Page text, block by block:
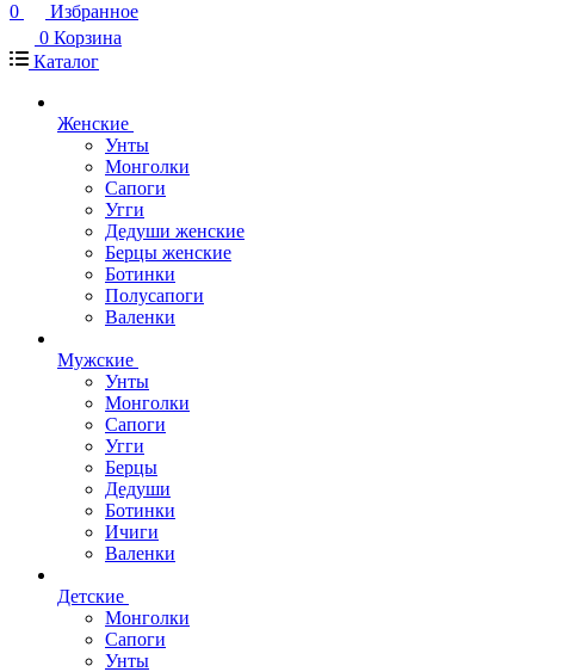
0
Избранное
0 Корзина
Каталог
Женские
Унты
Монголки
Сапоги
Угги
Дедуши женские
Берцы женские
Ботинки
Полусапоги
Валенки
Мужские
Унты
Монголки
Сапоги
Угги
Берцы
Дедуши
Ботинки
Ичиги
Валенки
Детские
Монголки
Сапоги
Унты